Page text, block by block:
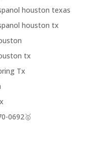
houston texas
houston tx
tx
Tx
0692🥇